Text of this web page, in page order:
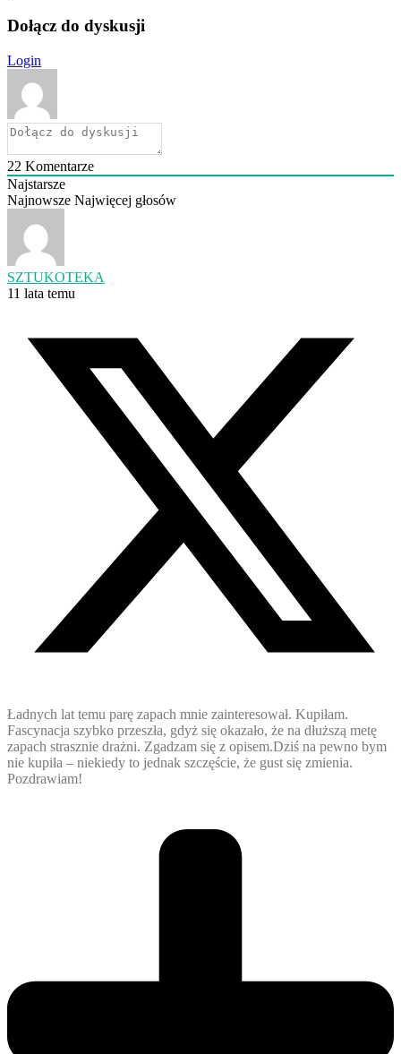
Dołącz do dyskusji
Login
22 Komentarze
Najstarsze
Najnowsze Najwięcej głosów
SZTUKOTEKA
11 lata temu
Ładnych lat temu parę zapach mnie zainteresował. Kupiłam.
Fascynacja szybko przeszła, gdyż się okazało, że na dłuższą metę
zapach strasznie drażni. Zgadzam się z opisem.Dziś na pewno bym
nie kupiła – niekiedy to jednak szczęście, że gust się zmienia.
Pozdrawiam!